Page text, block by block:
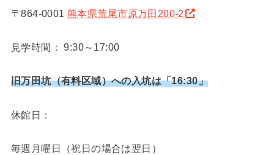
〒864-0001 熊本県荒尾市原万田200-2
見学時間： 9:30～17:00
旧万田坑（有料区域）への入坑は「16:30」
休館日：
毎週月曜日（祝日の場合は翌日）